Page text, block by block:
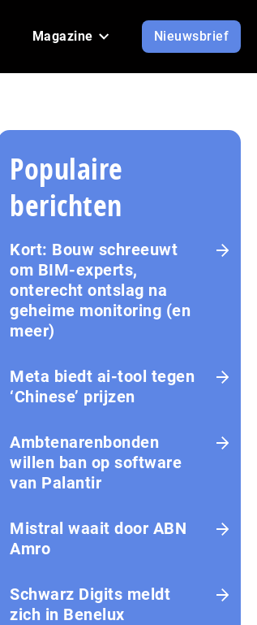
Magazine Nieuwsbrief
Populaire
berichten
Kort: Bouw schreeuwt
om BIM-experts,
onterecht ontslag na
geheime monitoring (en
meer)
Meta biedt ai-tool tegen
‘Chinese’ prijzen
Ambtenarenbonden
willen ban op software
van Palantir
Mistral waait door ABN
Amro
Schwarz Digits meldt
zich in Benelux